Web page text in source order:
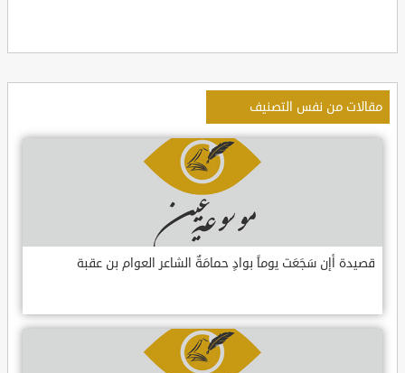
مقالات من نفس التصنيف
قصيدة أإن سَجَعَت يوماً بوادٍ حمامَةٌ الشاعر العوام بن عقبة